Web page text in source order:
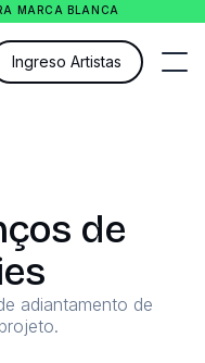
MARCA BLANCA
Ingreso Artistas
de
adiantamento de